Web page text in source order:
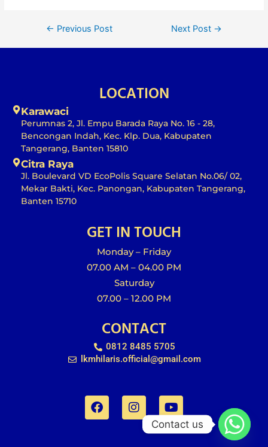
← Previous Post Next Post →
LOCATION
Karawaci
Perumnas 2, Jl. Empu Barada Raya No. 16 - 28,
Bencongan Indah, Kec. Klp. Dua, Kabupaten
Tangerang, Banten 15810
Citra Raya
Jl. Boulevard VD EcoPolis Square Selatan No.06/ 02,
Mekar Bakti, Kec. Panongan, Kabupaten Tangerang,
Banten 15710
GET IN TOUCH
Monday – Friday
07.00 AM – 04.00 PM
Saturday
07.00 – 12.00 PM
CONTACT
0812 8485 5705
lkmhilaris.official@gmail.com
a
c
n
s
o
u
t
u
Contact us